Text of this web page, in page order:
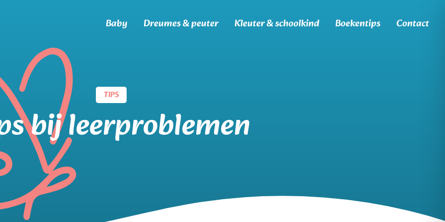
Baby Dreumes & peuter Kleuter & schoolkind Boekentips Contact
TIPS
bij leerproblemen